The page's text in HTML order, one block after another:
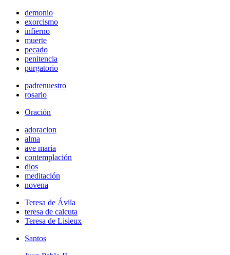
demonio
exorcismo
infierno
muerte
pecado
penitencia
purgatorio
padrenuestro
rosario
Oración
adoracion
alma
ave maria
contemplación
dios
meditación
novena
Teresa de Ávila
teresa de calcuta
Teresa de Lisieux
Santos